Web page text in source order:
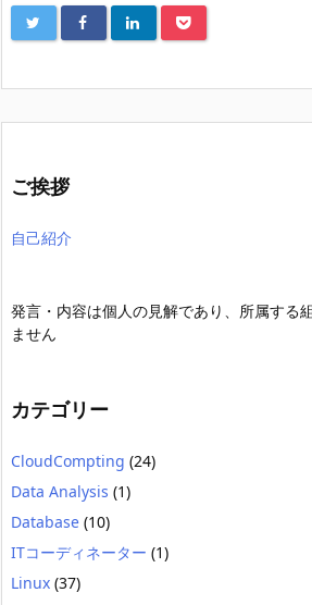
ご挨拶
自己紹介
発言・内容は個人の見解であり、所属する
ません
カテゴリー
CloudCompting (24)
Data Analysis (1)
Database (10)
ITコーディネーター (1)
Linux (37)